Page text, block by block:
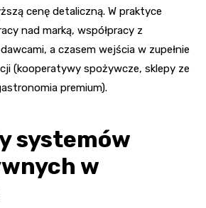
cenę detaliczną. W praktyce
nad marką, współpracy z
a czasem wejścia w zupełnie
(kooperatywy spożywcze, sklepy ze
premium).
systemów
w